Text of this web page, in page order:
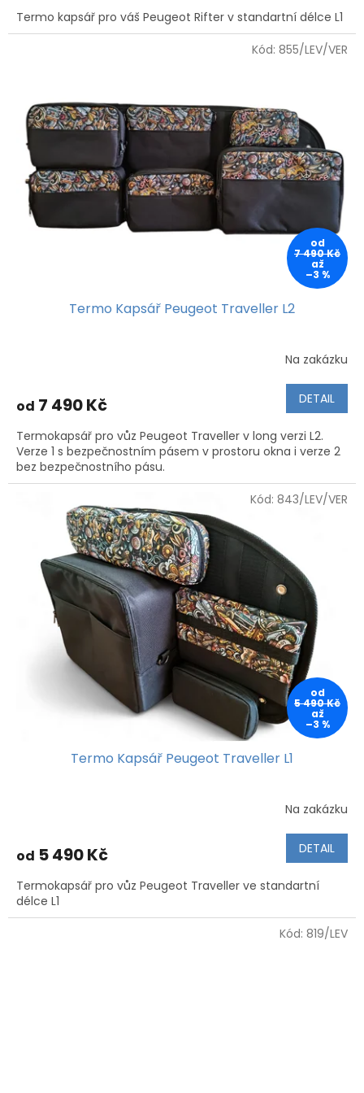
Termo kapsář pro váš Peugeot Rifter v standartní délce L1
od
7 490 Kč
až
–3 %
Termo Kapsář Peugeot Traveller L2
Na zakázku
od 7 490 Kč DETAIL
Termokapsář pro vůz Peugeot Traveller v long verzi L2.
Verze 1 s bezpečnostním pásem v prostoru okna i verze 2
bez bezpečnostního pásu.
Kód: 855/LEV/VER
od
5 490 Kč
až
–3 %
Termo Kapsář Peugeot Traveller L1
Na zakázku
od 5 490 Kč DETAIL
Termokapsář pro vůz Peugeot Traveller ve standartní
délce L1
Kód: 843/LEV/VER
Kód: 819/LEV